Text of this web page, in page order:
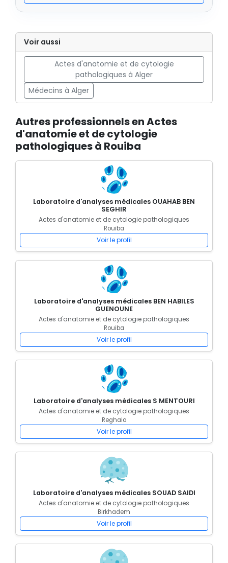
Voir aussi
Actes d'anatomie et de cytologie
pathologiques à Alger
Médecins à Alger
Autres professionnels en Actes
d'anatomie et de cytologie
pathologiques à Rouiba
Laboratoire d'analyses médicales OUAHAB BEN
SEGHIR
Actes d'anatomie et de cytologie pathologiques
Rouiba
Voir le profil
Laboratoire d'analyses médicales BEN HABILES
GUENOUNE
Actes d'anatomie et de cytologie pathologiques
Rouiba
Voir le profil
Laboratoire d'analyses médicales S MENTOURI
Actes d'anatomie et de cytologie pathologiques
Reghaia
Voir le profil
Laboratoire d'analyses médicales SOUAD SAIDI
Actes d'anatomie et de cytologie pathologiques
Birkhadem
Voir le profil